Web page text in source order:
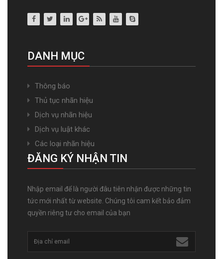
DANH MỤC
Thông báo
Thủ tục nhãn hiệu
Dịch vụ nhãn hiệu
Dịch vụ luật khác
Các loại nhãn hiệu
ĐĂNG KÝ NHẬN TIN
Nhập email để là người đâu tiên nhận được những tin
tức mới nhất từ website. Chúng tôi cam kết bảo đảm
quyền riêng tư cho email của bạn